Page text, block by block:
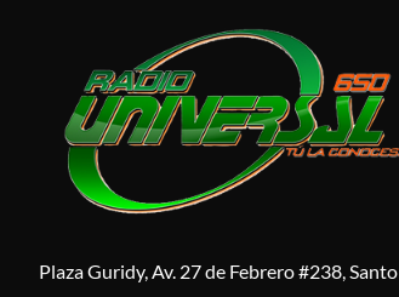
Plaza Guridy, Av. 27 de Febrero #238, Santo